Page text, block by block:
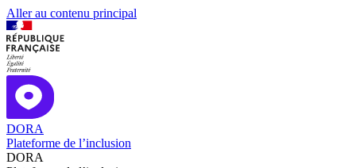
Aller au contenu principal
DORA
Plateforme de l’inclusion
DORA